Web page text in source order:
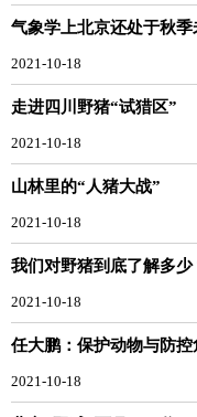
气象学上北京还处于秋
2021-10-18
走进四川野猪“试猎区”
2021-10-18
山林里的“人猪大战”
2021-10-18
我们对野猪到底了解多少
2021-10-18
任大鹏：保护动物与防
2021-10-18